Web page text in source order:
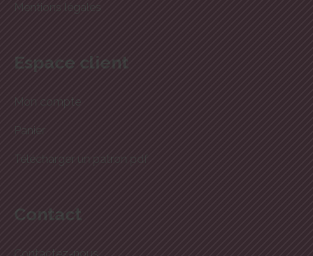
Mentions légales
Espace client
Mon compte
Panier
Télécharger un patron pdf
Contact